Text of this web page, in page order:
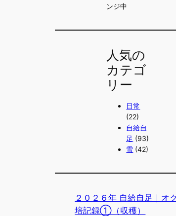
ンジ中
人気の
カテゴ
リー
日常
(22)
自給自
足 (93)
雪 (42)
２０２６年 自給自足｜オ
培記録①（収穫）